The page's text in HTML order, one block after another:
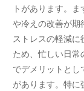
トがあります。
や冷えの改善が期
ストレスの軽減に
ため、忙しい日
でデメリットと
があります。特